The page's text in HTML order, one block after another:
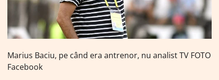
Marius Baciu, pe când era antrenor, nu analist TV FOTO
Facebook